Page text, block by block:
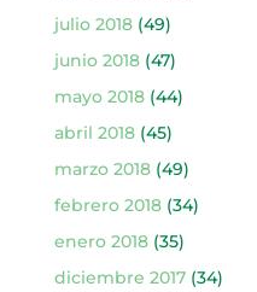
julio 2018(49)
junio 2018(47)
mayo 2018(44)
abril 2018(45)
marzo 2018(49)
febrero 2018(34)
enero 2018(35)
diciembre 2017(34)